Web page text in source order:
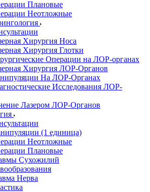
Плановые
Неотложные
Хирургия Носа
Хирургия Глотки
Операции на ЛОР-органах
Хирургия ЛОР-Органов
На ЛОР-Органах
Исследования ЛОР-
Лазером ЛОР-Органов
(1 единица)
Неотложные
Плановые
Сухожилий
Нерва